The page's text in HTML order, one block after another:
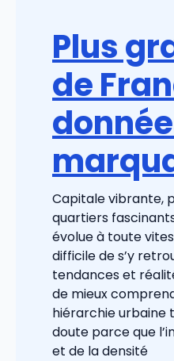
Plus
de
Capitale vibrante,
quartiers
évolue à toute
difficile de s’y
tendances et
de mieux
hiérarchie urbaine
doute parce que
et de la densité